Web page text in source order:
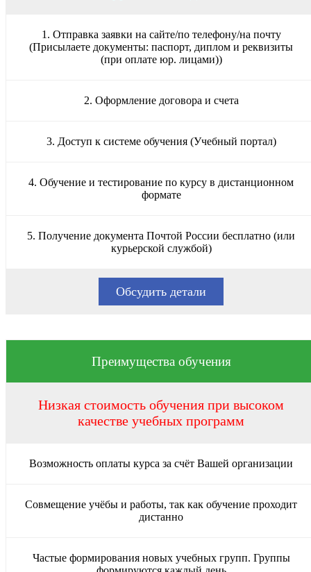
1. Отправка заявки на сайте/по телефону/на почту
(Присылаете документы: паспорт, диплом и реквизиты
(при оплате юр. лицами))
2. Оформление договора и счета
3. Доступ к системе обучения (Учебный портал)
4. Обучение и тестирование по курсу в дистанционном
формате
5. Получение документа Почтой России бесплатно (или
курьерской службой)
Обсудить детали
Преимущества обучения
Низкая стоимость обучения при высоком
качестве учебных программ
Возможность оплаты курса за счёт Вашей организации
Совмещение учёбы и работы, так как обучение проходит
дистанно
Частые формирования новых учебных групп. Группы